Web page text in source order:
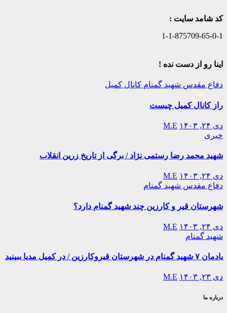
کد شامد سایت :
1-1-875709-65-0-1
اینا رو از دست نده !
دفاع مقدس شهید گمنام کانال کمیل
راز کانال کمیل چیست
دی ۲۴, ۱۴۰۳
M.E
خبری
شهید محمد رضا رستمی نژاد / برگی از تاریخ زرین انقلاب
دی ۲۴, ۱۴۰۳
M.E
دفاع مقدس شهید گمنام
شهرستان قیر و کارزین چند شهید گمنام دارد؟
دی ۲۴, ۱۴۰۳
M.E
شهید گمنام
یادمان ۷ شهید گمنام در شهرستان قیروکارزین / در کمیل مدیا ببینید
دی ۲۳, ۱۴۰۳ M.E
درباره ما